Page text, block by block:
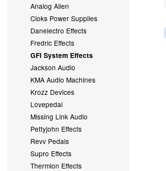
Analog Alien
Cioks Power Supplies
Danelectro Effects
Fredric Effects
GFI System Effects
Jackson Audio
KMA Audio Machines
Krozz Devices
Lovepedal
Missing Link Audio
Pettyjohn Effects
Revv Pedals
Supro Effects
Thermion Effects